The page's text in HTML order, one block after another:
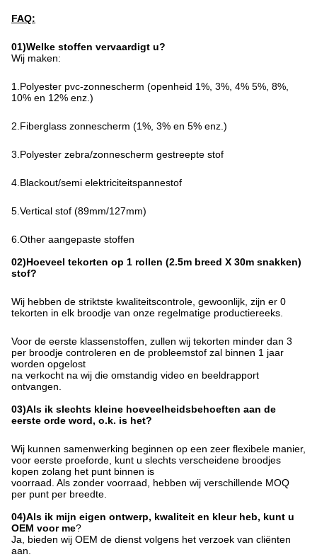
FAQ:
01)Welke stoffen vervaardigt u?
Wij maken:
1.Polyester pvc-zonnescherm (openheid 1%, 3%, 4% 5%, 8%,
10% en 12% enz.)
2.Fiberglass zonnescherm (1%, 3% en 5% enz.)
3.Polyester zebra/zonnescherm gestreepte stof
4.Blackout/semi elektriciteitspannestof
5.Vertical stof (89mm/127mm)
6.Other aangepaste stoffen
02)Hoeveel tekorten op 1 rollen (2.5m breed X 30m snakken)
stof?
Wij hebben de striktste kwaliteitscontrole, gewoonlijk, zijn er 0
tekorten in elk broodje van onze regelmatige productiereeks.
Voor de eerste klassenstoffen, zullen wij tekorten minder dan 3
per broodje controleren en de probleemstof zal binnen 1 jaar
worden opgelost
na verkocht na wij die omstandig video en beeldrapport
ontvangen.
03)Als ik slechts kleine hoeveelheidsbehoeften aan de
eerste orde word, o.k. is het?
Wij kunnen samenwerking beginnen op een zeer flexibele manier,
voor eerste proeforde, kunt u slechts verscheidene broodjes
kopen zolang het punt binnen is
voorraad. Als zonder voorraad, hebben wij verschillende MOQ
per punt per breedte.
04)Als ik mijn eigen ontwerp, kwaliteit en kleur heb, kunt u
OEM voor me?
Ja, bieden wij OEM de dienst volgens het verzoek van cliënten
aan.